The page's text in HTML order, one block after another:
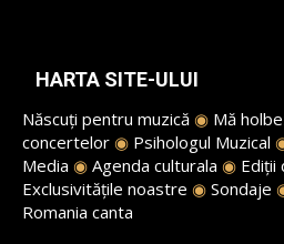
HARTA SITE-ULUI
Născuți pentru muzică ◉ Mă
concertelor ◉ Psihologul Muzical
Media ◉ Agenda culturala ◉ Ediții
Exclusivitățile noastre ◉ Sondaje
Romania canta